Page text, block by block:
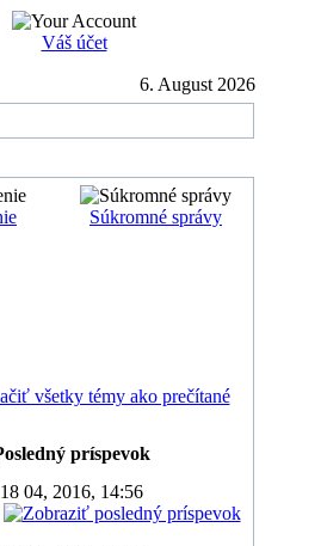
Váš účet
6. August 2026
Súkromné správy
všetky témy ako prečítané
príspevok
18 04, 2016, 14:56